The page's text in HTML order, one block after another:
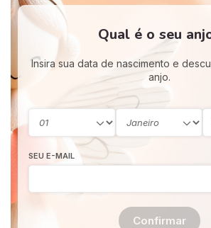
Qual é o seu
Insira sua data de nascimento e
anjo.
SEU E-MAIL
Confirmar